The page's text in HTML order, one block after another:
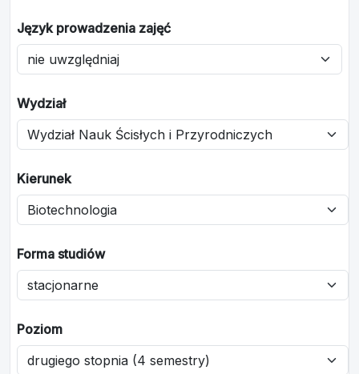
Język prowadzenia zajęć
Wydział
Kierunek
Forma studiów
Poziom